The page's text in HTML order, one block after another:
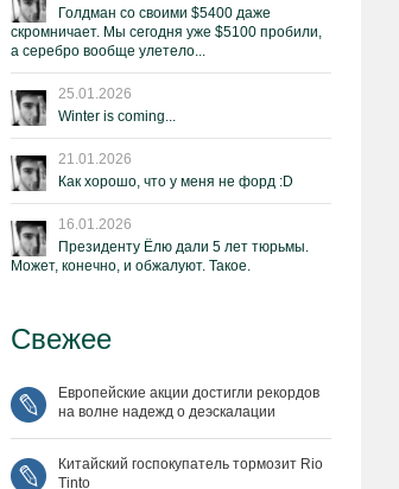
Голдман со своими $5400 даже
скромничает. Мы сегодня уже $5100 пробили,
а серебро вообще улетело...
25.01.2026
Winter is coming...
21.01.2026
Как хорошо, что у меня не форд :D
16.01.2026
Президенту Ёлю дали 5 лет тюрьмы.
Может, конечно, и обжалуют. Такое.
Свежее
Европейские акции достигли рекордов
на волне надежд о деэскалации
Китайский госпокупатель тормозит Rio
Tinto